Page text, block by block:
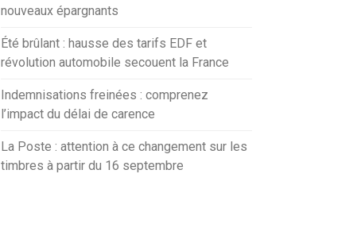
nouveaux épargnants
Été brûlant : hausse des tarifs EDF et
révolution automobile secouent la France
Indemnisations freinées : comprenez
l’impact du délai de carence
La Poste : attention à ce changement sur les
timbres à partir du 16 septembre